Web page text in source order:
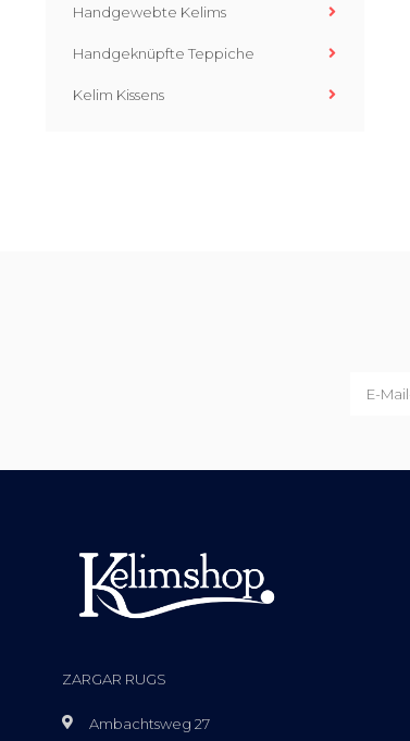
Handgewebte Kelims
Handgeknüpfte Teppiche
Kelim Kissens
ZARGAR RUGS
Ambachtsweg 27